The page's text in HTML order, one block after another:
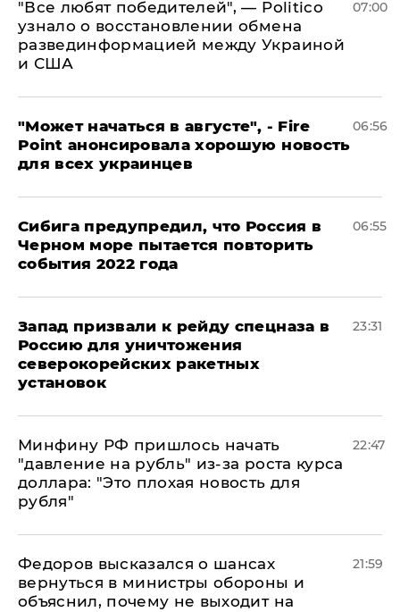
​"Все любят победителей", — Politico
узнало о восстановлении обмена
развединформацией между Украиной
и США
07:00
"Может начаться в августе", - Fire
Point анонсировала хорошую новость
для всех украинцев
06:56
Сибига предупредил, что Россия в
Черном море пытается повторить
события 2022 года
06:55
Запад призвали к рейду спецназа в
Россию для уничтожения
северокорейских ракетных
установок
23:31
Минфину РФ пришлось начать
"давление на рубль" из-за роста курса
доллара: "Это плохая новость для
рубля"
22:47
Федоров высказался о шансах
вернуться в министры обороны и
объяснил, почему не выходит на
21:59